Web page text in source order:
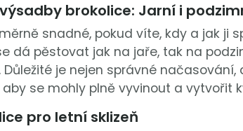
brokolice: Jarní i
snadné, pokud víte, kdy a jak ji
dá pěstovat jak na jaře, tak na
je nejen správné
se mohly plně vyvinout a vytvořit
pro letní sklizeň